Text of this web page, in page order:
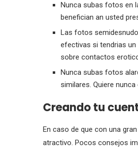
Nunca subas fotos en
benefician an usted
Las fotos
efectivas si tendri­as
sobre contactos
Nunca subas fotos
similares. Quiere
Creando tu
En caso de que con una
atractivo. Pocos consejos